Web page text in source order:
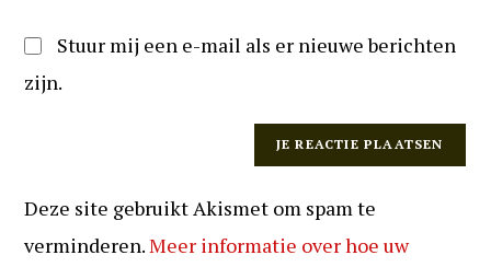
Stuur mij een e-mail als er nieuwe berichten
zijn.
Deze site gebruikt Akismet om spam te
verminderen.Meer informatie over hoe uw